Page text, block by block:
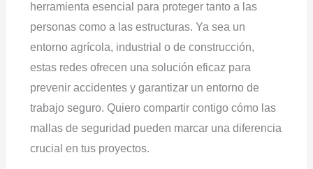
herramienta esencial para proteger tanto a las
personas como a las estructuras. Ya sea un
entorno agrícola, industrial o de construcción,
estas redes ofrecen una solución eficaz para
prevenir accidentes y garantizar un entorno de
trabajo seguro. Quiero compartir contigo cómo las
mallas de seguridad pueden marcar una diferencia
crucial en tus proyectos.